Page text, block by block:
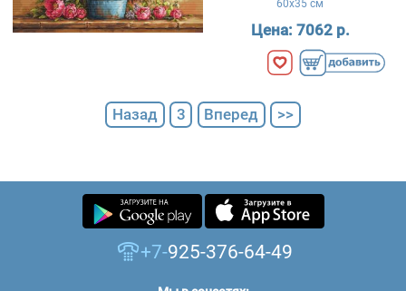
60x35 см
Цена: 7062 р.
Назад 3 Вперед >>
+7-925-376-64-49